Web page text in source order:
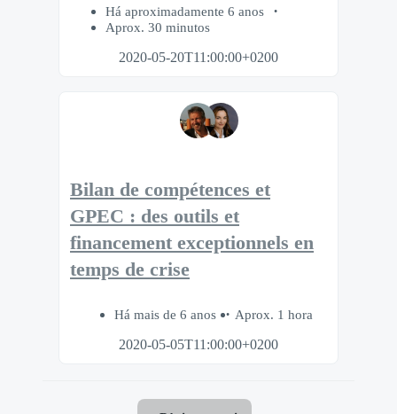
Há aproximadamente 6 anos
Aprox. 30 minutos
2020-05-20T11:00:00+0200
Bilan de compétences et
GPEC : des outils et
financement exceptionnels en
temps de crise
Há mais de 6 anos
Aprox. 1 hora
2020-05-05T11:00:00+0200